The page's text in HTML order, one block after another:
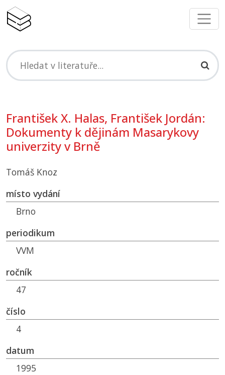
František X. Halas, František Jordán:
Dokumenty k dějinám Masarykovy
univerzity v Brně
Tomáš Knoz
místo vydání
Brno
periodikum
VVM
ročník
47
číslo
4
datum
1995